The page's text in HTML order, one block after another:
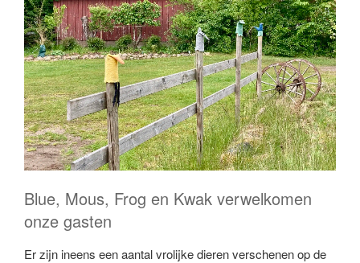
Blue, Mous, Frog en Kwak verwelkomen
onze gasten
Er zijn ineens een aantal vrolijke dieren verschenen op de